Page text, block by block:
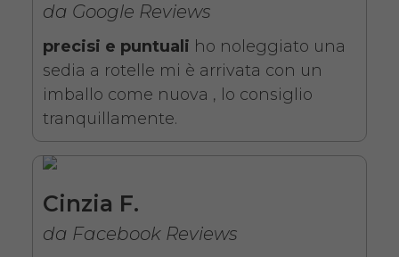
Noleggio sedia a rotelle seduta
43 cm con braccioli lunghi
estraibili e pedane elevabili
estraibili. Il noleggio minimo è
da Google Reviews
precisi e puntuali ho noleggiato una
sedia a rotelle mi è arrivata con un
imballo come nuova , lo consiglio
tranquillamente.
Cinzia F.
da Facebook Reviews